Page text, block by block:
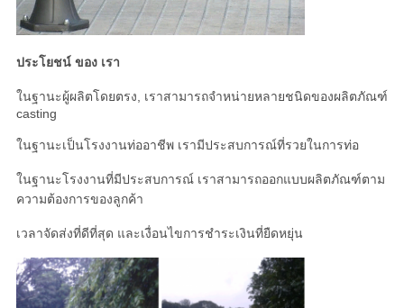
ประโยชน์ ของ เรา
ในฐานะผู้ผลิตโดยตรง, เราสามารถจําหน่ายหลายชนิดของผลิตภัณฑ์
casting
ในฐานะเป็นโรงงานท่ออาชีพ เรามีประสบการณ์ที่รวยในการท่อ
ในฐานะโรงงานที่มีประสบการณ์ เราสามารถออกแบบผลิตภัณฑ์ตาม
ความต้องการของลูกค้า
เวลาจัดส่งที่ดีที่สุด และเงื่อนไขการชําระเงินที่ยืดหยุ่น